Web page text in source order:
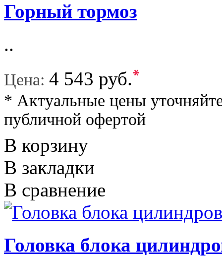
Горный тормоз
..
Цена: 4 543 руб.*
* Актуальные цены
публичной офертой
В корзину
В закладки
В сравнение
Головка блока